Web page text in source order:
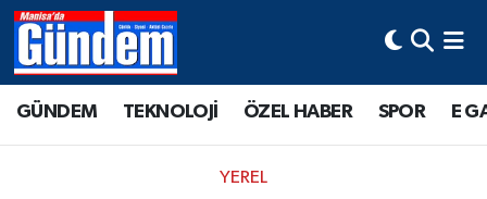
GÜNDEM TEKNOLOJİ ÖZEL HABER SPOR E
YEREL
Manisa Hava Durumu